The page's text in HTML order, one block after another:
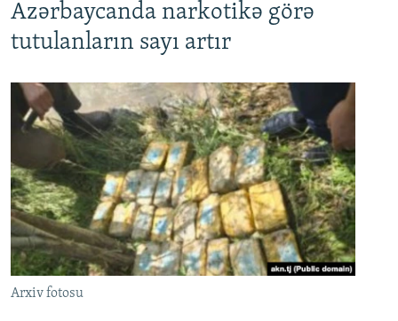
Azərbaycanda narkotikə görə
tutulanların sayı artır
Arxiv fotosu